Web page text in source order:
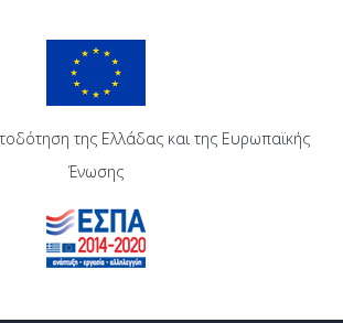
της Ελλάδας και της Ευρωπαϊκής
Ένωσης